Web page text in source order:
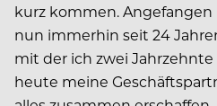
kurz kommen. Angefangen
nun immerhin seit 24
mit der ich zwei
heute meine